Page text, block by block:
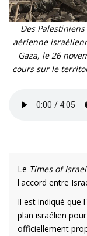
Des
aérienne
Gaza, le 26
cours sur le
Le Times of Israel
l'accord entre
Il est indiqué que
plan israélien
officiellement